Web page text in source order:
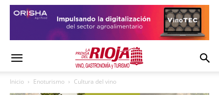
Inicio Enoturismo Cultura del vino